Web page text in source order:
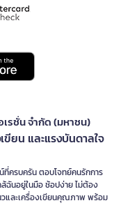
เรชั่น จำกัด (มหาชน)
ขียน และแรงบันดาลใจ
ที่ครบครัน ตอบโจทย์คนรักการ
ฉันอยู่ในมือ ช้อปง่าย ไม่ต้อง
และเครื่องเขียนคุณภาพ พร้อม